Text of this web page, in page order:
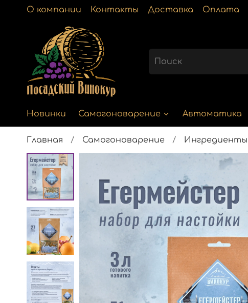
О компании Контакты Доставка Оплата
Новинки Самогоноварение Автоматика
Главная Самогоноварение Ингредиенты